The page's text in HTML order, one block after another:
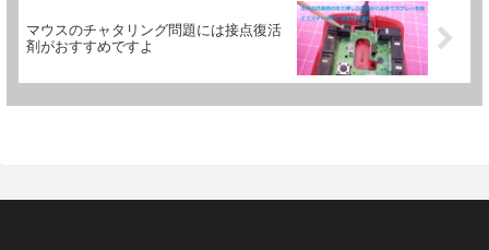
マウスのチャタリング問題には接点復活
剤がおすすめですよ